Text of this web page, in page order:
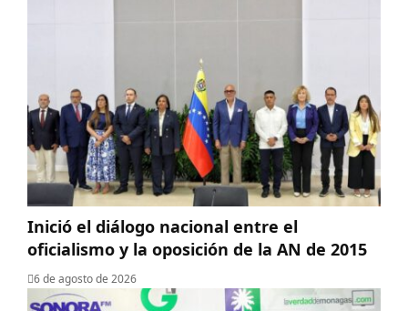
Inició el diálogo nacional entre el
oficialismo y la oposición de la AN de 2015
6 de agosto de 2026